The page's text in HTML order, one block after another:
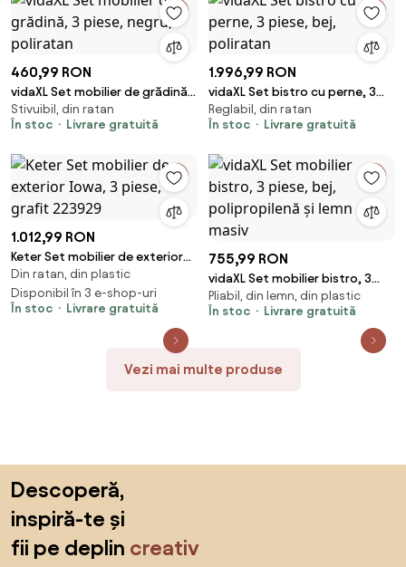
460,99 RON
vidaXL Set mobilier de grădină,
3 piese, negru, poliratan
Stivuibil, din ratan
În stoc
Livrare gratuită
1.996,99 RON
vidaXL Set bistro cu perne, 3
piese, bej, poliratan
Reglabil, din ratan
În stoc
Livrare gratuită
1.012,99 RON
Keter Set mobilier de exterior
Iowa, 3 piese, grafit 223929
Din ratan, din plastic
Disponibil în 3 e-shop-uri
În stoc
Livrare gratuită
755,99 RON
vidaXL Set mobilier bistro, 3
piese, bej, polipropilenă și lemn
masiv
Pliabil, din lemn, din plastic
În stoc
Livrare gratuită
Vezi mai multe produse
Descoperă,
inspiră-te și
fii pe deplin creativ